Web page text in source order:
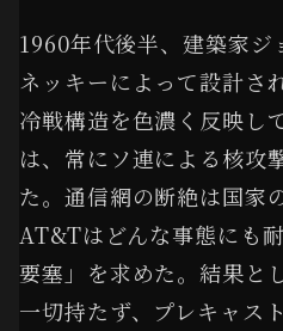
1960年代後半、建築家ジ
ネッキーによって設計さ
冷戦構造を色濃く反映し
は、常にソ連による核攻
た。通信網の断絶は国家
AT&Tはどんな事態にも
要塞」を求めた。結果と
一切持たず、プレキャス